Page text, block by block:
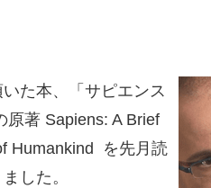
いた本、「サピエンス
原著 Sapiens: A Brief
Humankind を先月読
した。